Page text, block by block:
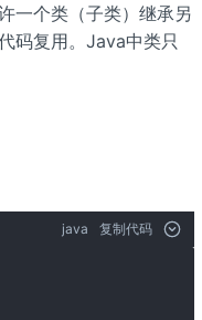
一个类（子类）继承另
码复用。Java中类只
java 复制代码